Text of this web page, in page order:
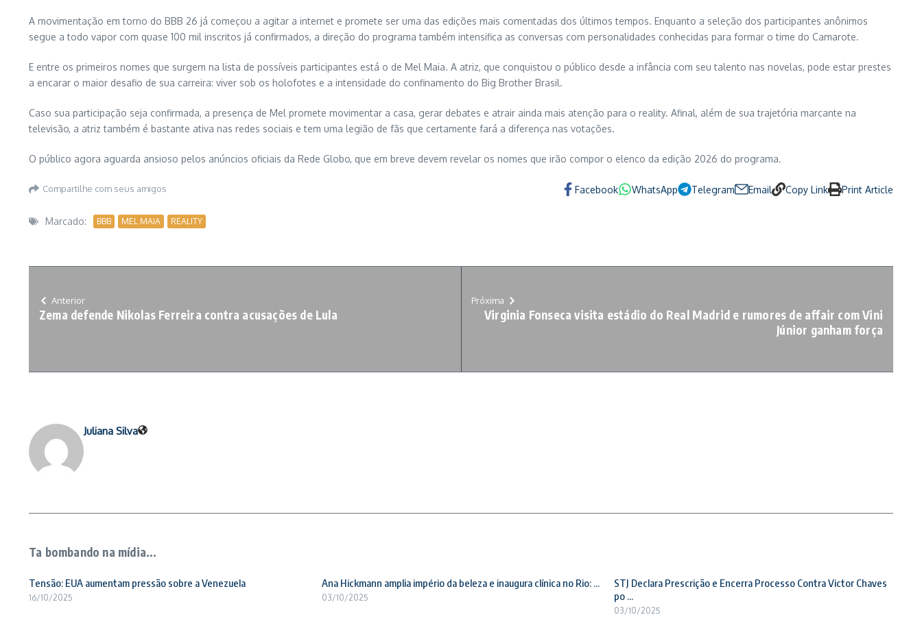
A movimentação em torno do BBB 26 já começou a agitar a internet e promete ser uma das edições mais comentadas dos últimos tempos. Enquanto a seleção dos participantes anônimos
segue a todo vapor com quase 100 mil inscritos já confirmados, a direção do programa também intensifica as conversas com personalidades conhecidas para formar o time do Camarote.
E entre os primeiros nomes que surgem na lista de possíveis participantes está o de Mel Maia. A atriz, que conquistou o público desde a infância com seu talento nas novelas, pode estar prestes
a encarar o maior desafio de sua carreira: viver sob os holofotes e a intensidade do confinamento do Big Brother Brasil.
Caso sua participação seja confirmada, a presença de Mel promete movimentar a casa, gerar debates e atrair ainda mais atenção para o reality. Afinal, além de sua trajetória marcante na
televisão, a atriz também é bastante ativa nas redes sociais e tem uma legião de fãs que certamente fará a diferença nas votações.
O público agora aguarda ansioso pelos anúncios oficiais da Rede Globo, que em breve devem revelar os nomes que irão compor o elenco da edição 2026 do programa.
Compartilhe com seus amigos Facebook WhatsApp Telegram Email Copy Link Print Article
Marcado: BBB MEL MAIA REALITY
Anterior
Zema defende Nikolas Ferreira contra acusações de Lula
Próxima
Virginia Fonseca visita estádio do Real Madrid e rumores de affair com Vini
Júnior ganham força
Juliana Silva
Ta bombando na mídia...
Tensão: EUA aumentam pressão sobre a Venezuela
16/10/2025
Ana Hickmann amplia império da beleza e inaugura clínica no Rio: ...
03/10/2025
STJ Declara Prescrição e Encerra Processo Contra Victor Chaves
po ...
03/10/2025